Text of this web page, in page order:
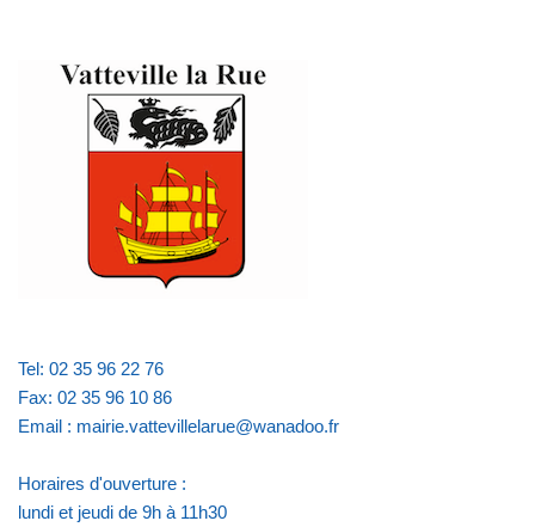
Tel: 02 35 96 22 76
Fax: 02 35 96 10 86
Email : mairie.vattevillelarue@wanadoo.fr
Horaires d'ouverture :
lundi et jeudi de 9h à 11h30